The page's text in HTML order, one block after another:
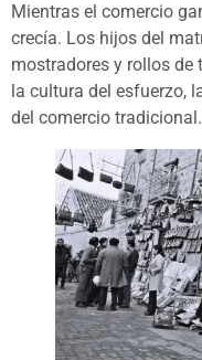
Mientras el comercio
crecía. Los hijos del
mostradores y rollos de
la cultura del esfuerzo,
del comercio tradicional.